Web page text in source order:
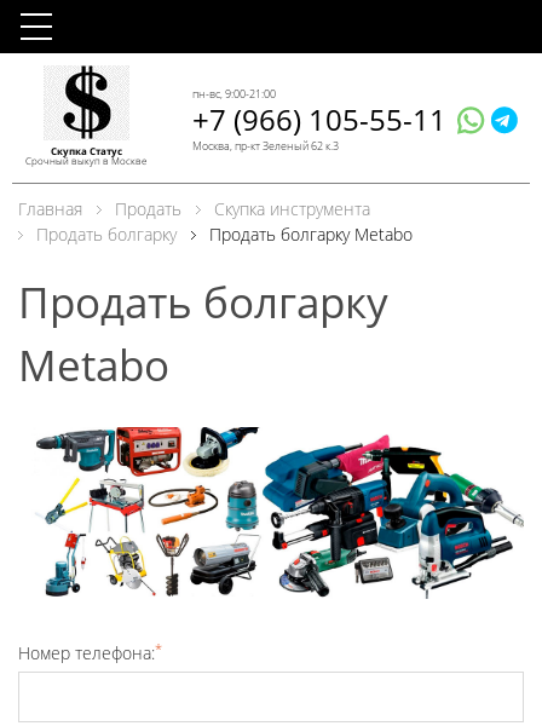
Скупка Статус
Срочный выкуп в Москве
пн-вс, 9:00-21:00
+7 (966) 105-55-11
Москва, пр-кт Зеленый 62 к.3
Главная Продать
Скупка инструмента
Продать болгарку
Продать болгарку Metabo
Продать болгарку
Metabo
Номер телефона:*